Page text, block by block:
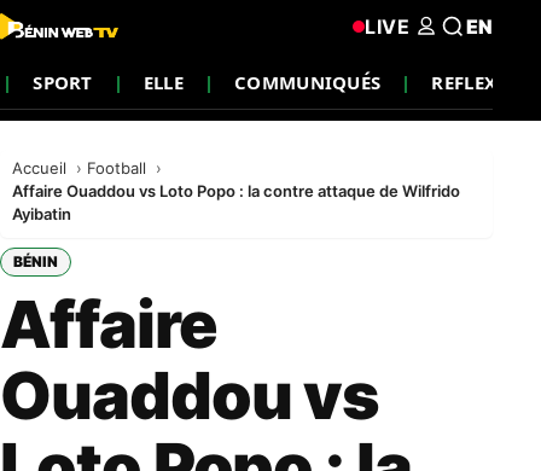
SPORT ELLE COMMUNIQUÉS REFLEXION
LIVE EN
Accueil
Football
Affaire Ouaddou vs Loto Popo : la contre attaque de Wilfrido
Ayibatin
BÉNIN
Affaire
Ouaddou vs